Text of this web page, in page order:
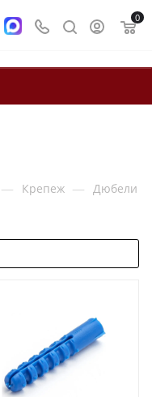
0
— Крепеж — Дюбели